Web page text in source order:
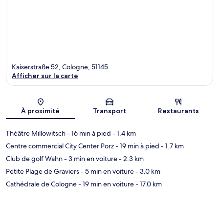
Carte
Kaiserstraße 52, Cologne, 51145
Afficher sur la carte
À proximité Transport Restaurants
Théâtre Millowitsch- 16 min à pied - 1.4 km
Centre commercial City Center Porz- 19 min à pied - 1.7 km
Club de golf Wahn- 3 min en voiture- 2.3 km
Petite Plage de Graviers- 5 min en voiture- 3.0 km
Cathédrale de Cologne- 19 min en voiture- 17.0 km